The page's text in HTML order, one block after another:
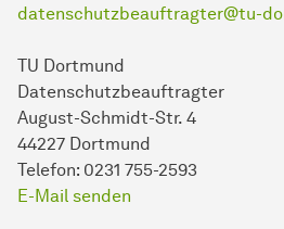
datenschutzbeauftragter@tu-
TU Dortmund
Datenschutzbeauftragter
August-Schmidt-Str. 4
44227 Dortmund
Telefon: 0231 755-2593
E-Mail senden